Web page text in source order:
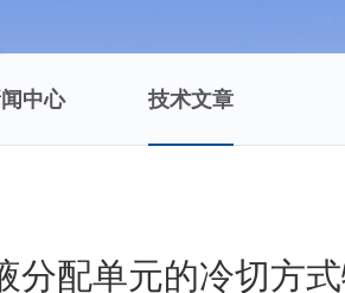
中心 技术文章
分配单元的冷切方